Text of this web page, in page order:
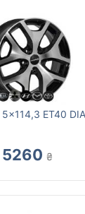
ET40
5260 ₴